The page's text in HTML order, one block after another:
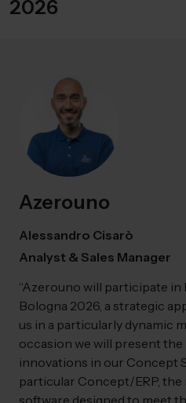
2026
Azerouno
Alessandro Cisarò
Analyst & Sales Manager
“Azerouno will participate in
Bologna 2026, a strategic
us in a particularly dynamic
occasion we will present the
innovations in our Concept
particular Concept/ERP, the
software designed to meet